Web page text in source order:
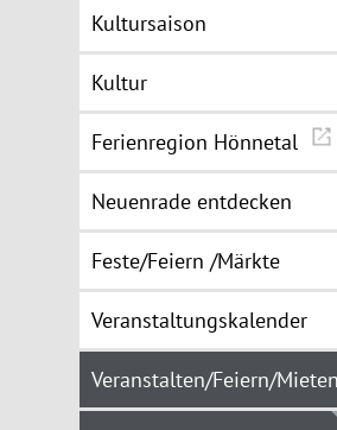
Kultursaison
Kultur
Ferienregion Hönnetal
Neuenrade entdecken
Feste/Feiern /Märkte
Veranstaltungskalender
Veranstalten/Feiern/Mieten